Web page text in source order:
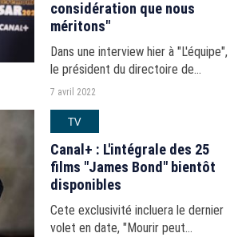
considération que nous
méritons"
Dans une interview hier à "L'équipe",
le président du directoire de
Canal+ tacle la LFP, avec qui "le lien
7 avril 2022
TV
Canal+ : L'intégrale des 25
films "James Bond" bientôt
disponibles
Cete exclusivité incluera le dernier
volet en date, "Mourir peut